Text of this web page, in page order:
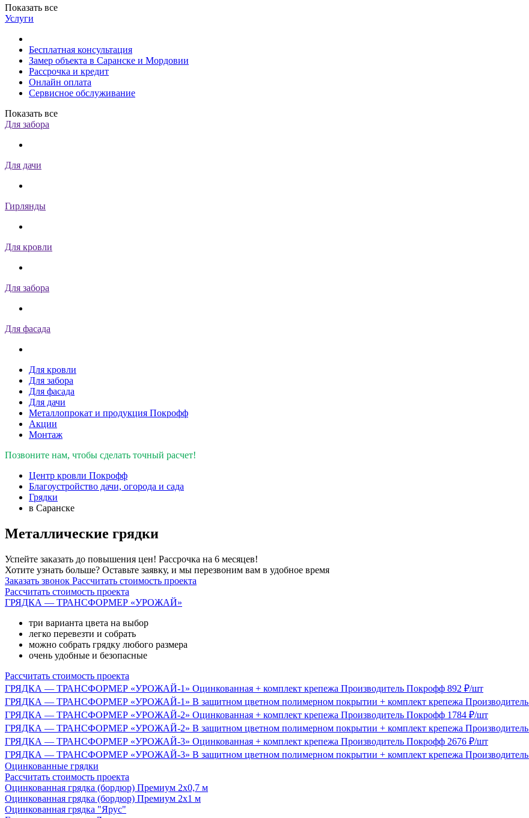
Показать все
Услуги
Бесплатная консультация
Замер объекта в Саранске и Мордовии
Рассрочка и кредит
Онлайн оплата
Сервисное обслуживание
Показать все
Для забора
Для дачи
Гирлянды
Для кровли
Для забора
Для фасада
Для кровли
Для забора
Для фасада
Для дачи
Металлопрокат и продукция Покрофф
Акции
Монтаж
Позвоните нам, чтобы сделать точный расчет!
Центр кровли Покрофф
Благоустройство дачи, огорода и сада
Грядки
в Саранске
Металлические грядки
Успейте заказать до повышения цен! Рассрочка на 6 месяцев!
Хотите узнать больше? Оставьте заявку, и мы перезвоним вам в удобное время
Заказать звонок Рассчитать стоимость проекта
Рассчитать стоимость проекта
ГРЯДКА — ТРАНСФОРМЕР «УРОЖАЙ»
три варианта цвета на выбор
легко перевезти и собрать
можно собрать грядку любого размера
очень удобные и безопасные
Рассчитать стоимость проекта
ГРЯДКА — ТРАНСФОРМЕР «УРОЖАЙ-1» Оцинкованная + комплект крепежа Производитель Покрофф 892 ₽/шт
ГРЯДКА — ТРАНСФОРМЕР «УРОЖАЙ-1» В защитном цветном полимерном покрытии + комплект крепежа Производитель
ГРЯДКА — ТРАНСФОРМЕР «УРОЖАЙ-2» Оцинкованная + комплект крепежа Производитель Покрофф 1784 ₽/шт
ГРЯДКА — ТРАНСФОРМЕР «УРОЖАЙ-2» В защитном цветном полимерном покрытии + комплект крепежа Производитель
ГРЯДКА — ТРАНСФОРМЕР «УРОЖАЙ-3» Оцинкованная + комплект крепежа Производитель Покрофф 2676 ₽/шт
ГРЯДКА — ТРАНСФОРМЕР «УРОЖАЙ-3» В защитном цветном полимерном покрытии + комплект крепежа Производитель
Оцинкованные грядки
Рассчитать стоимость проекта
Оцинкованная грядка (бордюр) Премиум 2х0,7 м
Оцинкованная грядка (бордюр) Премиум 2х1 м
Оцинкованная грядка "Ярус"